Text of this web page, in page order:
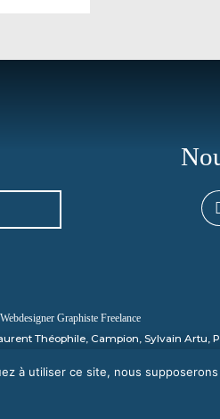
Graphiste Freelance
Théophile, Campion, Sylvain
à utiliser ce site, nous